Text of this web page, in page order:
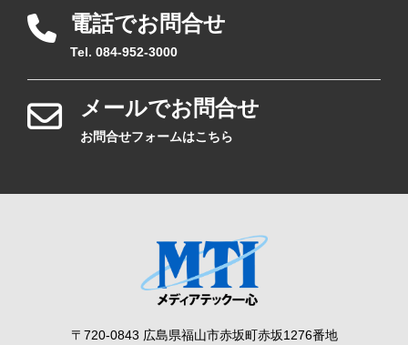
電話でお問合せ
Tel. 084-952-3000
メールでお問合せ
お問合せフォームはこちら
〒720-0843 広島県福山市赤坂町赤坂1276番地